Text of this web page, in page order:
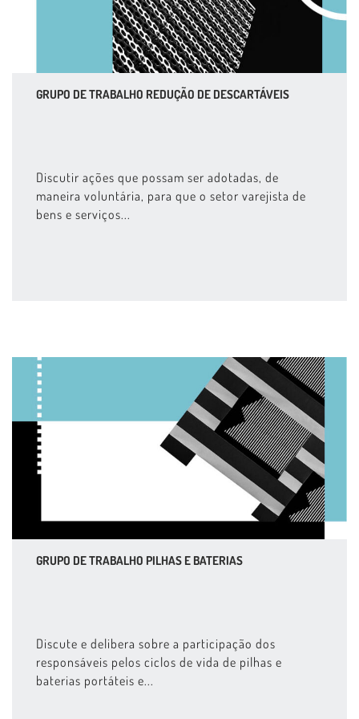
GRUPO DE TRABALHO REDUÇÃO DE DESCARTÁVEIS
Discutir ações que possam ser adotadas, de
maneira voluntária, para que o setor varejista de
bens e serviços...
GRUPO DE TRABALHO PILHAS E BATERIAS
Discute e delibera sobre a participação dos
responsáveis pelos ciclos de vida de pilhas e
baterias portáteis e...